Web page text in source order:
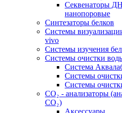
Секвенаторы
нанопоровые
Синтезаторы белков
Системы
vivo
Системы изучения
Системы очистки
Система
Системы
Системы
СО₂ - анализаторы
СО₂)
Аксессуары